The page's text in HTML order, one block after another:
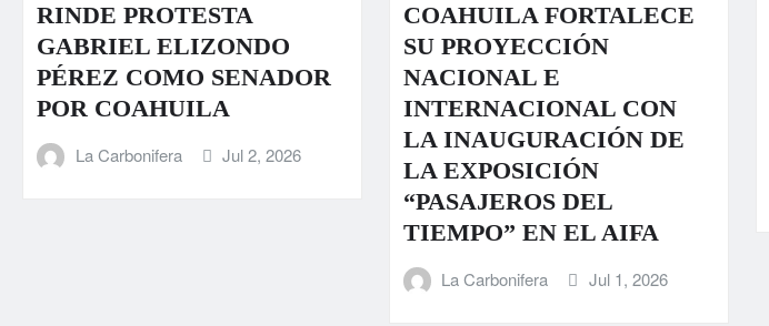
RINDE PROTESTA
GABRIEL ELIZONDO
PÉREZ COMO SENADOR
POR COAHUILA
La Carbonifera Jul 2, 2026
COAHUILA FORTALECE
SU PROYECCIÓN
NACIONAL E
INTERNACIONAL CON
LA INAUGURACIÓN DE
LA EXPOSICIÓN
“PASAJEROS DEL
TIEMPO” EN EL AIFA
La Carbonifera Jul 1, 2026